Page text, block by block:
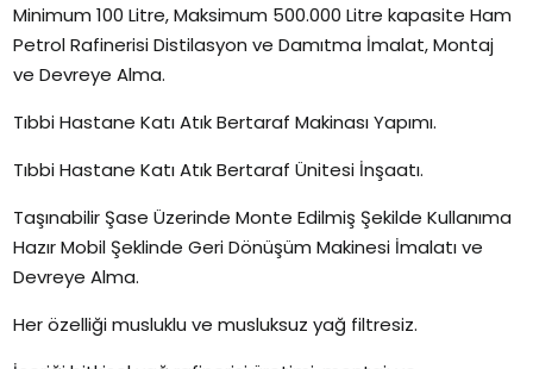
Minimum 100 Litre, Maksimum 500.000 Litre kapasite Ham
Petrol Rafinerisi Distilasyon ve Damıtma İmalat, Montaj
ve Devreye Alma.
Tıbbi Hastane Katı Atık Bertaraf Makinası Yapımı.
Tıbbi Hastane Katı Atık Bertaraf Ünitesi İnşaatı.
Taşınabilir Şase Üzerinde Monte Edilmiş Şekilde Kullanıma
Hazır Mobil Şeklinde Geri Dönüşüm Makinesi İmalatı ve
Devreye Alma.
Her özelliği musluklu ve musluksuz yağ filtresiz.